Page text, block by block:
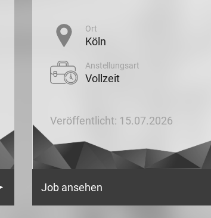
Ort
Köln
Anstellungsart
Vollzeit
Veröffentlicht: 15.07.2026
Job ansehen